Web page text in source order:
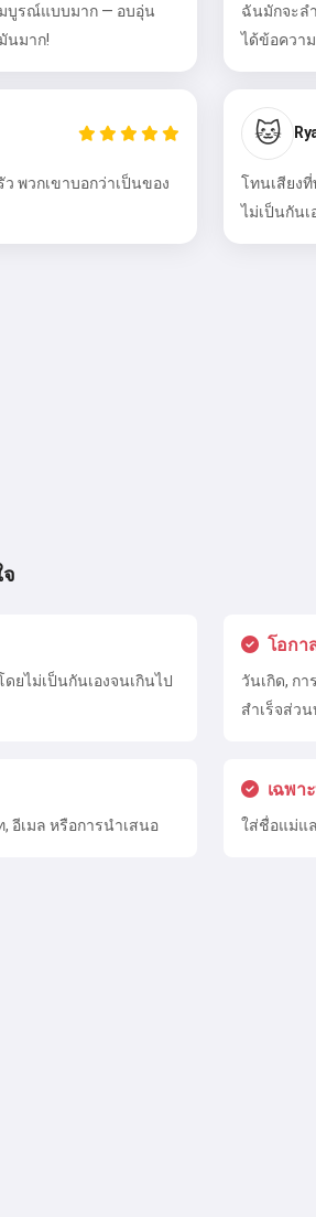
บูรณ์แบบมาก — อบอุ่น
นมาก!
ฉันมักจะล
ได้ข้อควา
พวกเขาบอกว่าเป็นของ
🐱
โทนเสียง
ไม่เป็นกันเ
ยไม่เป็นกันเองจนเกินไป
โอกา
วันเกิด, ก
สำเร็จส่ว
อีเมล หรือการนำเสนอ
เฉพา
ใส่ชื่อแม่แ
สดี 👋
ยพรได้ 🥰
ลองเลย